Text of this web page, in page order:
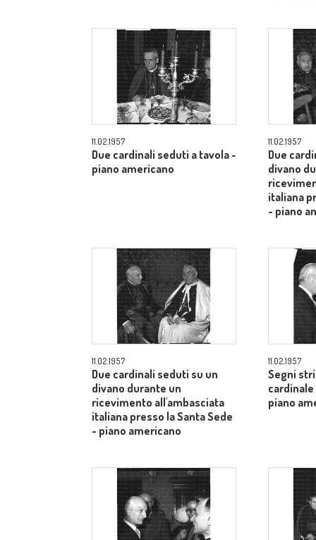
11.02.1957
Due cardinali seduti a tavola -
piano americano
11.02.1957
Due
divano
italiana
- piano
11.02.1957
Due cardinali seduti su un
divano durante un
ricevimento all'ambasciata
italiana presso la Santa Sede
- piano americano
11.02.1957
Segni
piano